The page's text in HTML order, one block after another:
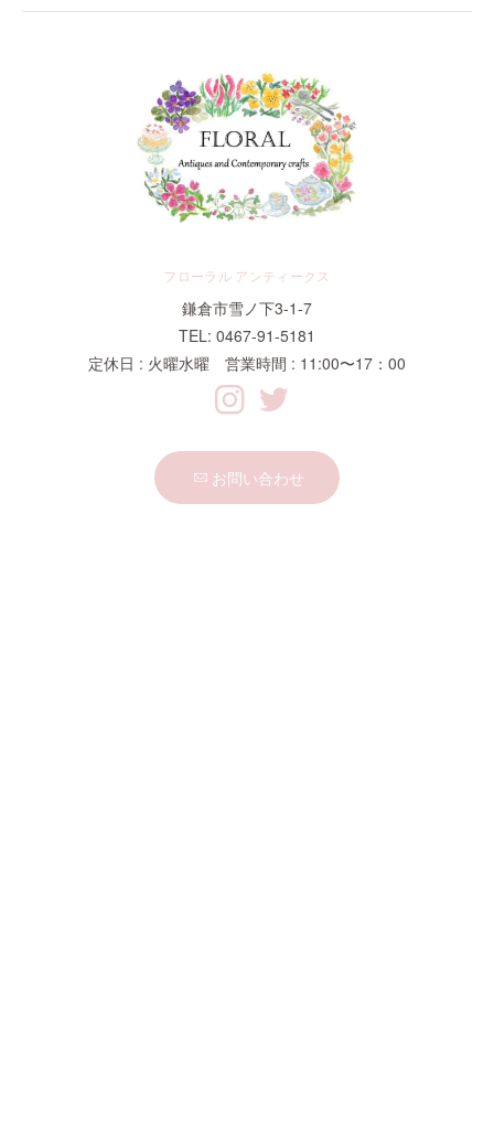
フローラル アンティークス
鎌倉市雪ノ下3-1-7
TEL: 0467-91-5181
定休日 : 火曜水曜 営業時間 : 11:00〜17：00
お問い合わせ